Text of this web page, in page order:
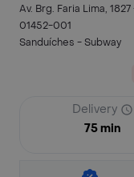
Av. Brg. Faria Lima,
01452-001
Sanduíches - Subway ㅤ
Delivery
75 min